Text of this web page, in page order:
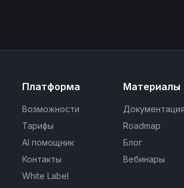
Платформа
Возможности
Тарифы
AI помощник
Контакты
White Label
Материалы
Документация
Roadmap
Блог
Вебинары